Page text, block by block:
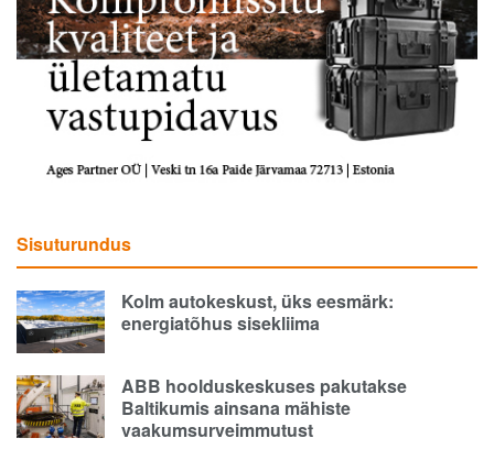
Sisuturundus
Kolm autokeskust, üks eesmärk:
energiatõhus sisekliima
ABB hoolduskeskuses pakutakse
Baltikumis ainsana mähiste
vaakumsurveimmutust